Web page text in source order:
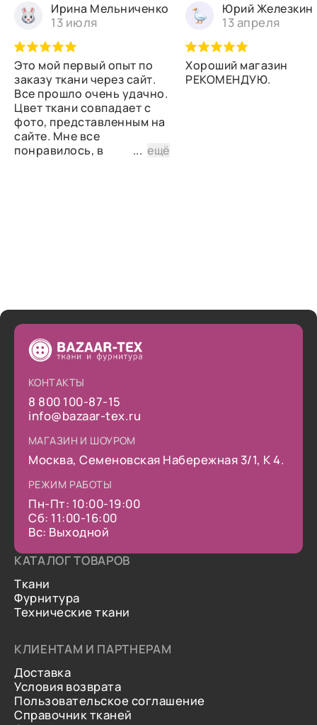
Ирина Мельниченко
13 июля
Это мой первый опыт по
заказу ткани через сайт.
Все прошло очень удачно.
Цвет ткани совпадает с
фото, представленным на
сайте. Мне все
понравилось, в
...ещё
Юрий Железкин
13 апреля
Хороший магазин
РЕКОМЕНДУЮ.
КОНТАКТЫ
8 800 100-87-15
info@bazaar-tex.ru
МАГАЗИН И ШОУРОМ
Москва, Семеновская Набережная 3/1, К 4.
РЕЖИМ РАБОТЫ
Пн-Пт: 10:00-19:00
Сб: 11:00-16:00
Вс: Выходной
КАТАЛОГ ТОВАРОВ
Ткани
Фурнитура
Технические ткани
КЛИЕНТАМ И ПАРТНЕРАМ
Доставка
Условия возврата
Пользовательское соглашение
Справочник тканей